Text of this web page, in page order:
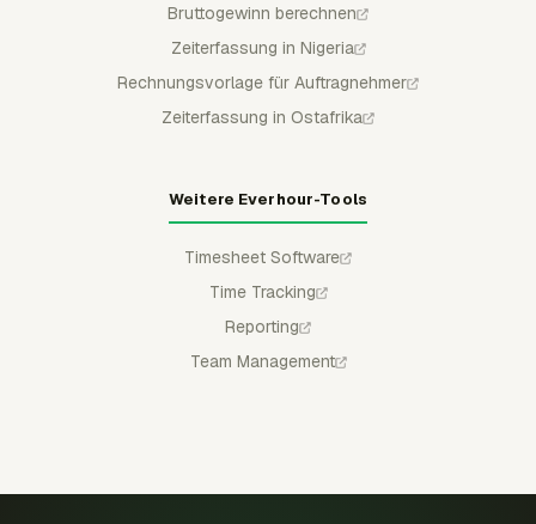
Bruttogewinn berechnen
Zeiterfassung in Nigeria
Rechnungsvorlage für Auftragnehmer
Zeiterfassung in Ostafrika
Weitere Everhour-Tools
Timesheet Software
Time Tracking
Reporting
Team Management